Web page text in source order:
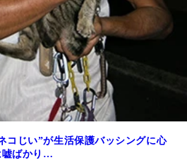
コじい”が生活保護バッシングに心
嘘ばかり…